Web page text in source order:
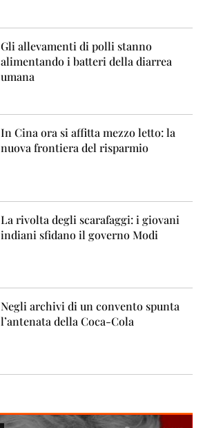
Gli allevamenti di polli stanno
alimentando i batteri della diarrea
umana
In Cina ora si affitta mezzo letto: la
nuova frontiera del risparmio
La rivolta degli scarafaggi: i giovani
indiani sfidano il governo Modi
Negli archivi di un convento spunta
l’antenata della Coca-Cola